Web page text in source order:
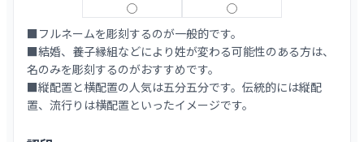
■フルネームを彫刻するのが一般的です。
■結婚、養子縁組などにより姓が変わる可能性のある方は、
名のみを彫刻するのがおすすめです。
■縦配置と横配置の人気は五分五分です。伝統的には縦配
置、流行りは横配置といったイメージです。